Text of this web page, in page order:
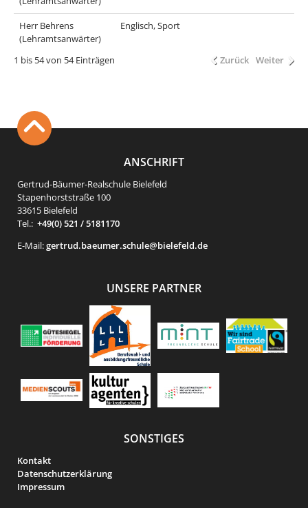
Herr Behrens
(Lehramtsanwärter)
Englisch, Sport
1 bis 54 von 54 Einträgen Zurück Weiter
ANSCHRIFT
Gertrud-Bäumer-Realschule Bielefeld
Stapenhorststraße 100
33615 Bielefeld
Tel.: +49(0) 521 / 5181170
E-Mail:gertrud.baeumer.schule@bielefeld.de
UNSERE PARTNER
SONSTIGES
Kontakt
Datenschutzerklärung
Impressum